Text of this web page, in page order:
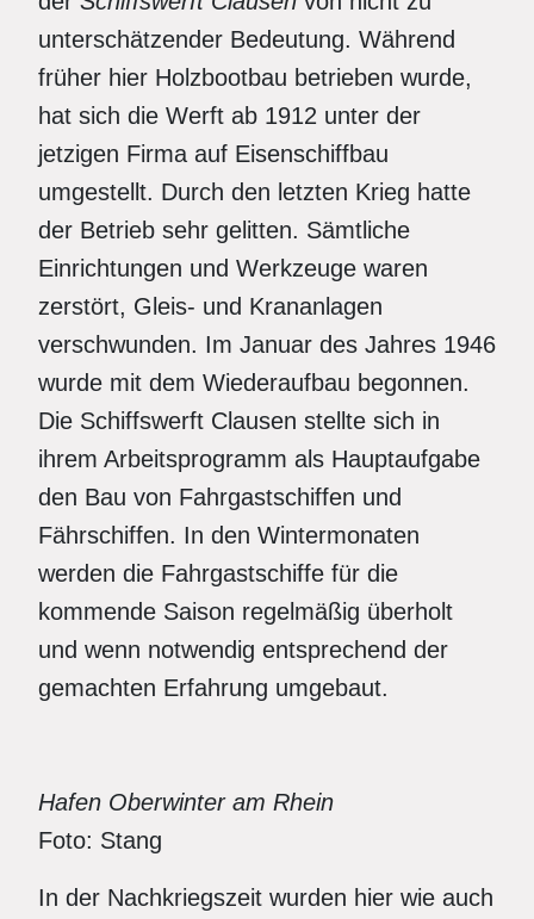
unterschätzender Bedeutung. Während
früher hier Holzbootbau betrieben wurde,
hat sich die Werft ab 1912 unter der
jetzigen Firma auf Eisenschiffbau
umgestellt. Durch den letzten Krieg hatte
der Betrieb sehr gelitten. Sämtliche
Einrichtungen und Werkzeuge waren
zerstört, Gleis- und Krananlagen
verschwunden. Im Januar des Jahres 1946
wurde mit dem Wiederaufbau begonnen.
Die Schiffswerft Clausen stellte sich in
ihrem Arbeitsprogramm als Hauptaufgabe
den Bau von Fahrgastschiffen und
Fährschiffen. In den Wintermonaten
werden die Fahrgastschiffe für die
kommende Saison regelmäßig überholt
und wenn notwendig entsprechend der
gemachten Erfahrung umgebaut.
Hafen Oberwinter am Rhein
Foto: Stang
In der Nachkriegszeit wurden hier wie auch